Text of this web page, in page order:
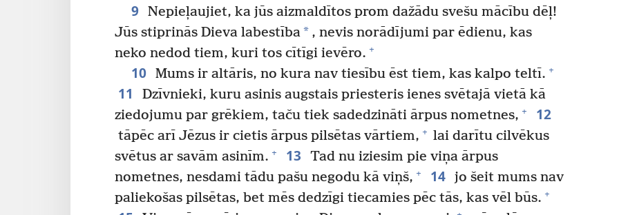
9 Nepieļaujiet, ka jūs aizmaldītos prom dažādu svešu mācību dēļ!
Jūs stiprinās Dieva labestība* , nevis norādījumi par ēdienu, kas
neko nedod tiem, kuri tos cītīgi ievēro. +
10 Mums ir altāris, no kura nav tiesību ēst tiem, kas kalpo teltī. +
11
Dzīvnieki, kuru asinis augstais priesteris ienes svētajā vietā kā
ziedojumu par grēkiem, taču tiek sadedzināti ārpus nometnes, + 12
tāpēc arī Jēzus ir cietis ārpus pilsētas vārtiem, + lai darītu cilvēkus
svētus ar savām asinīm. + 13
Tad nu iziesim pie viņa ārpus
nometnes, nesdami tādu pašu negodu kā viņš, + 14 jo šeit mums nav
paliekošas pilsētas, bet mēs dedzīgi tiecamies pēc tās, kas vēl būs. +